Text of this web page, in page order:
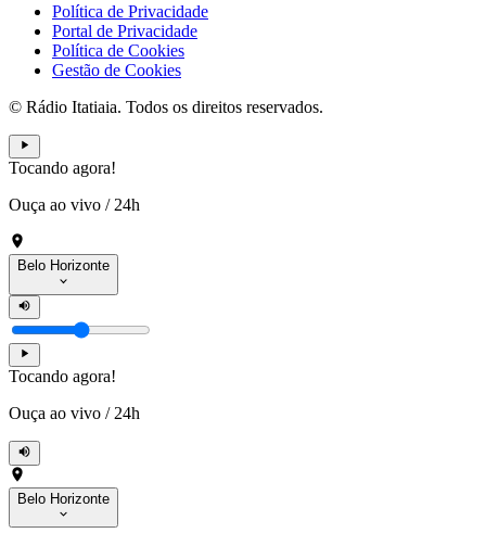
Política de Privacidade
Portal de Privacidade
Política de Cookies
Gestão de Cookies
© Rádio Itatiaia. Todos os direitos reservados.
Tocando agora!
Ouça ao vivo / 24h
Belo Horizonte
Tocando agora!
Ouça ao vivo / 24h
Belo Horizonte